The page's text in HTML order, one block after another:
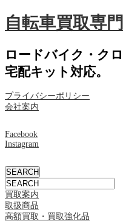
自転車買取専
ロードバイク・ク
宅配キット対応。
プライバシーポリシー
会社案内
Facebook
Instagram
買取案内
取扱商品
高額買取・買取強化品